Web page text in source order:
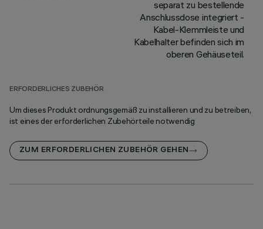
separat zu bestellende
Anschlussdose integriert -
Kabel-Klemmleiste und
Kabelhalter befinden sich im
oberen Gehäuseteil.
ERFORDERLICHES ZUBEHÖR
Um dieses Produkt ordnungsgemäß zu installieren und zu betreiben,
ist eines der erforderlichen Zubehörteile notwendig
ZUM ERFORDERLICHEN ZUBEHÖR GEHEN